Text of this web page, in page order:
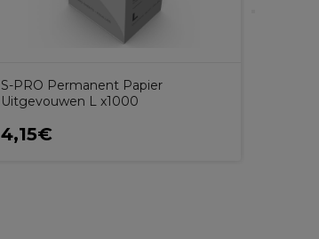
S-PRO Permanent Papier
Uitgevouwen L x1000
4,15€